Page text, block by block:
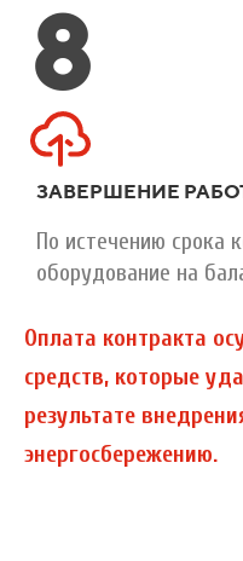
8
ЗАВЕРШЕНИЕ
По истечению срока
оборудование на
Оплата контракта
средств, которые
результате
энергосбережению.